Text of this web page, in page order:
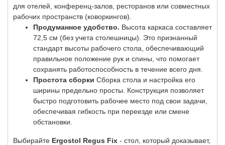
для отелей, конференц-залов, ресторанов или совместных
рабочих пространств (коворкингов).
Продуманное удобство. Высота каркаса составляет
72,5 см (без учета столешницы). Это признанный
стандарт высоты рабочего стола, обеспечивающий
правильное положение рук и спины, что помогает
сохранять работоспособность в течение всего дня.
Простота сборки Сборка стола и настройка его
ширины предельно просты. Конструкция позволяет
быстро подготовить рабочее место под свои задачи,
обеспечивая гибкость при переезде или смене
обстановки.
Выбирайте Ergostol Regus Fix - стол, который доказывает,